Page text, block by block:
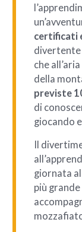
certificati
divertente
che
della
previste
di
giocando
Il
giornata
più